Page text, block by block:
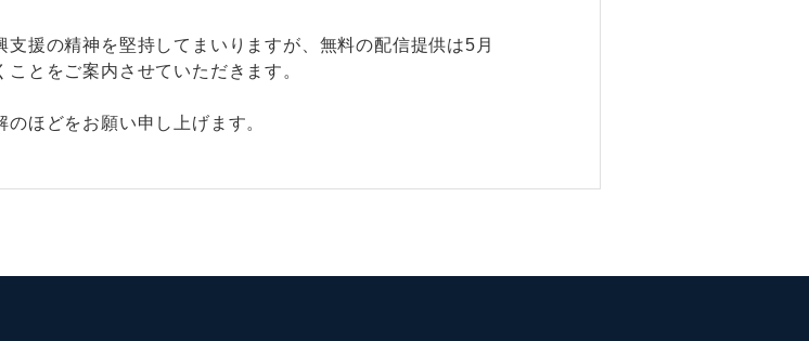
援の精神を堅持してまいりますが、無料の配信提供は5月
とをご案内させていただきます。
ほどをお願い申し上げます。